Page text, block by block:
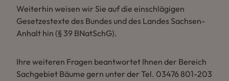
Weiterhin weisen wir Sie auf die einschlägigen
Gesetzestexte des Bundes und des Landes Sachsen-
Anhalt hin (§ 39 BNatSchG).
Ihre weiteren Fragen beantwortet Ihnen der Bereich
Sachgebiet Bäume gern unter der Tel. 03476 801-203